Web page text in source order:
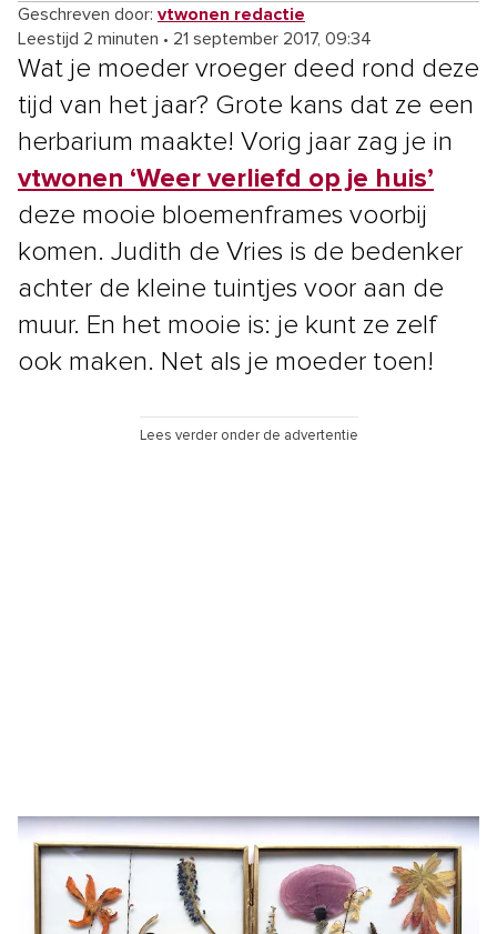
Geschreven door: vtwonen redactie
Leestijd 2 minuten • 21 september 2017, 09:34
Wat je moeder vroeger deed rond deze
tijd van het jaar? Grote kans dat ze een
herbarium maakte! Vorig jaar zag je in
vtwonen ‘Weer verliefd op je huis’
deze mooie bloemenframes voorbij
komen. Judith de Vries is de bedenker
achter de kleine tuintjes voor aan de
muur. En het mooie is: je kunt ze zelf
ook maken. Net als je moeder toen!
Lees verder onder de advertentie